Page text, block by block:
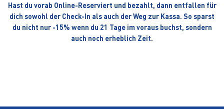
Hast du vorab Online-Reserviert und bezahlt, dann entfallen für
dich sowohl der Check-In als auch der Weg zur Kassa. So sparst
du nicht nur -15% wenn du 21 Tage im voraus buchst, sondern
auch noch erheblich Zeit.